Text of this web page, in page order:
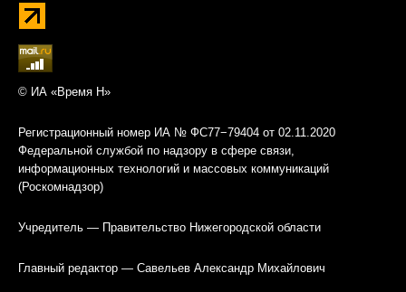
© ИА «Время Н»
Регистрационный номер ИА № ФС77−79404 от 02.11.2020
Федеральной службой по надзору в сфере связи,
информационных технологий и массовых коммуникаций
(Роскомнадзор)
Учредитель — Правительство Нижегородской области
Главный редактор — Савельев Александр Михайлович